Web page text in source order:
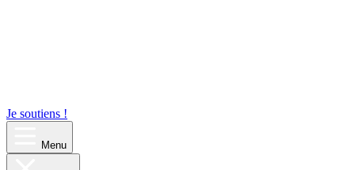
Je soutiens !
Menu